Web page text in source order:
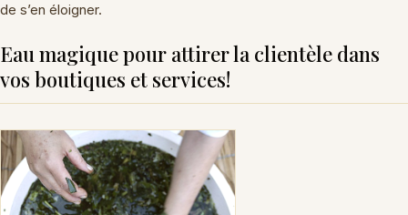
de s’en éloigner.
Eau magique pour attirer la clientèle dans
vos boutiques et services!